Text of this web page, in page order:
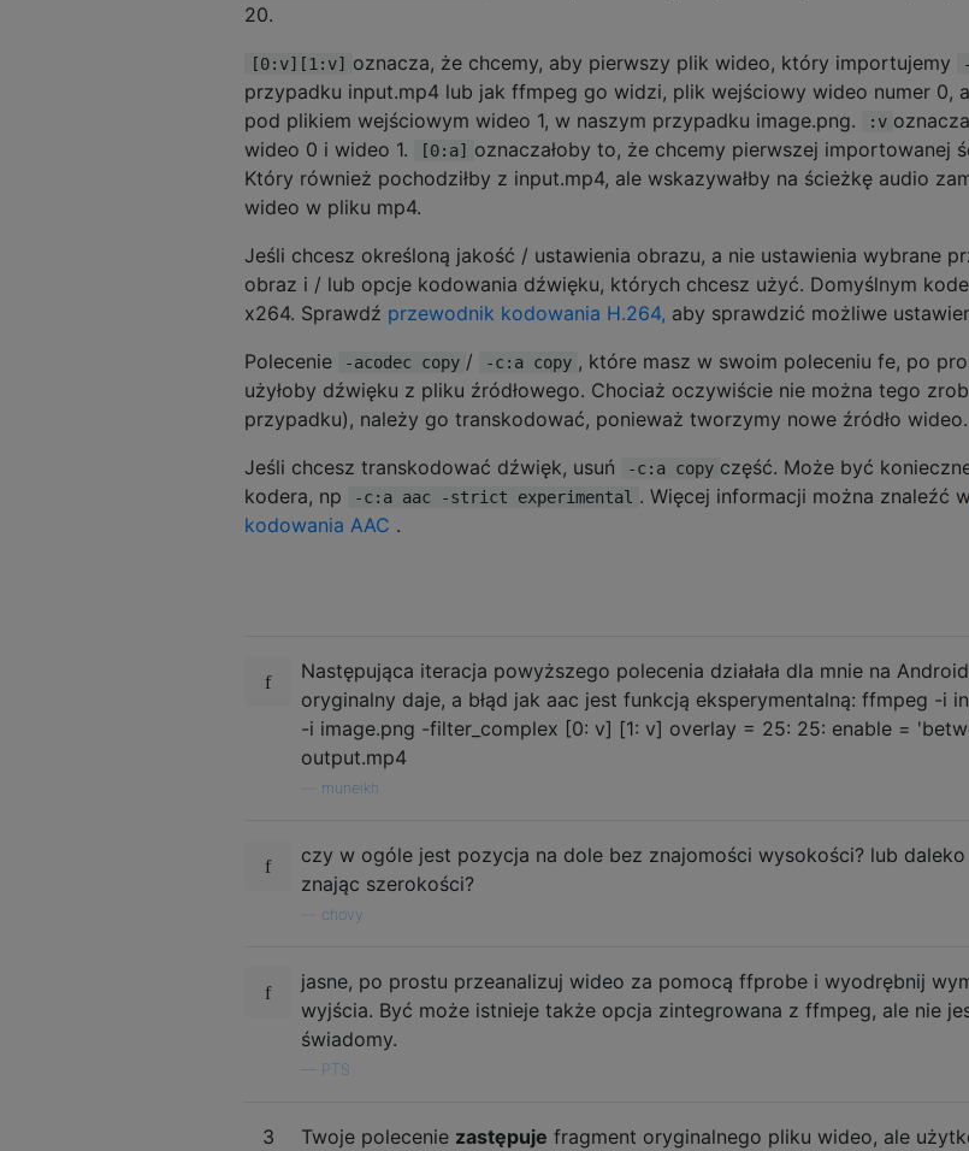
20.
[0:v][1:v] oznacza, że ​​chcemy, aby pierwszy plik wideo, który importujemy
przypadku input.mp4 lub jak ffmpeg go widzi, plik wejściowy wideo numer 0,
pod plikiem wejściowym wideo 1, w naszym przypadku image.png.
:v
wideo 0 i wideo 1.
[0:a] oznaczałoby to, że chcemy pierwszej importowanej
Który również pochodziłby z input.mp4, ale wskazywałby na ścieżkę audio
wideo w pliku mp4.
Jeśli chcesz określoną jakość / ustawienia obrazu, a nie ustawienia wybrane
obraz i / lub opcje kodowania dźwięku, których chcesz użyć. Domyślnym
x264. Sprawdź przewodnik kodowania H.264, aby sprawdzić możliwe
Polecenie
-acodec copy / -c:a copy , które masz w swoim poleceniu fe, po
użyłoby dźwięku z pliku źródłowego. Chociaż oczywiście nie można tego
przypadku), należy go transkodować, ponieważ tworzymy nowe źródło wideo.
Jeśli chcesz transkodować dźwięk, usuń
-c:a copy część. Może być
kodera, np
-c:a aac -strict experimental . Więcej informacji można znaleźć
kodowania AAC .
Następująca iteracja powyższego polecenia działała dla mnie na
oryginalny daje, a błąd jak aac jest funkcją eksperymentalną: ffmpeg -i
-i image.png -filter_complex [0: v] [1: v] overlay = 25: 25: enable =
output.mp4
muneikh
czy w ogóle jest pozycja na dole bez znajomości wysokości? lub
znając szerokości?
chovy
jasne, po prostu przeanalizuj wideo za pomocą ffprobe i wyodrębnij
wyjścia. Być może istnieje także opcja zintegrowana z ffmpeg, ale nie
świadomy.
PTS
3 Twoje polecenie zastępuje fragment oryginalnego pliku wideo, ale